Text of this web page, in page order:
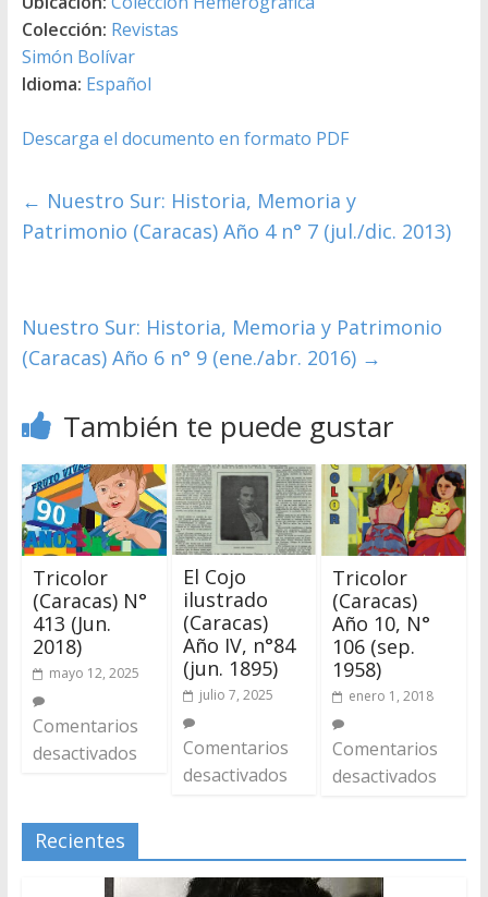
Colección: Revistas
Simón Bolívar
Idioma: Español
Descarga el documento en formato PDF
← Nuestro Sur: Historia, Memoria y
Patrimonio (Caracas) Año 4 n° 7 (jul./dic. 2013)
Nuestro Sur: Historia, Memoria y Patrimonio
(Caracas) Año 6 n° 9 (ene./abr. 2016) →
También te puede gustar
Tricolor
(Caracas) N°
413 (Jun.
2018)
mayo 12, 2025
Comentarios
desactivados
El Cojo
ilustrado
(Caracas)
Año IV, n°84
(jun. 1895)
julio 7, 2025
Comentarios
desactivados
Tricolor
(Caracas)
Año 10, N°
106 (sep.
1958)
enero 1, 2018
Comentarios
desactivados
Recientes